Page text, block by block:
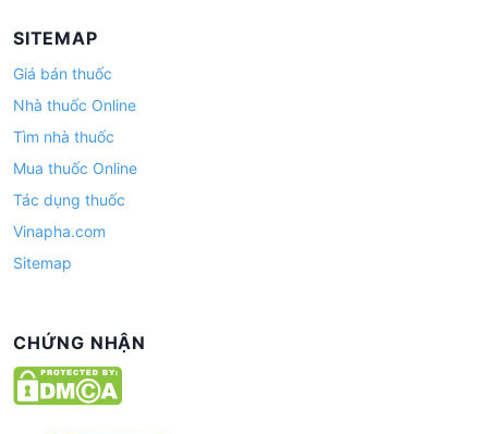
SITEMAP
Giá bán thuốc
Nhà thuốc Online
Tìm nhà thuốc
Mua thuốc Online
Tác dụng thuốc
Vinapha.com
Sitemap
CHỨNG NHẬN